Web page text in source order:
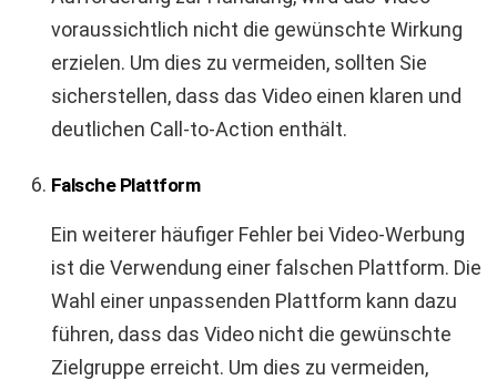
voraussichtlich nicht die gewünschte Wirkung
erzielen. Um dies zu vermeiden, sollten Sie
sicherstellen, dass das Video einen klaren und
deutlichen Call-to-Action enthält.
Falsche Plattform
Ein weiterer häufiger Fehler bei Video-Werbung
ist die Verwendung einer falschen Plattform. Die
Wahl einer unpassenden Plattform kann dazu
führen, dass das Video nicht die gewünschte
Zielgruppe erreicht. Um dies zu vermeiden,